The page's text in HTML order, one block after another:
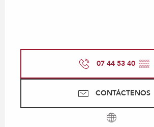
07 44 53 40 ▒▒
CONTÁCTENOS